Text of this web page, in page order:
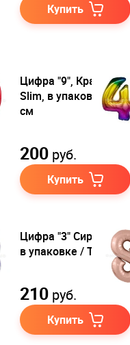
Купить
Цифра "9", Красная
Slim, в упаковке, 102
см
200 руб.
Купить
Цифра "3" Сиреневая
в упаковке / Three
210 руб.
Купить